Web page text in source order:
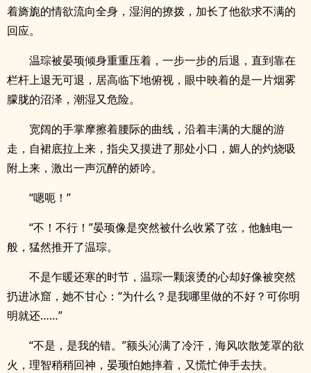
着旖旎的情欲流向全身，湿润的撩拨，加长了他欲求不满的
回应。
温琮被晏顼倾身重重压着，一步一步的后退，直到靠在
栏杆上退无可退，居高临下地俯视，眼中映着的是一片烟雾
朦胧的沼泽，潮湿又危险。
宽阔的手掌摩擦着腰际的曲线，沿着丰满的大腿的游
走，自裙底拉上来，指尖又摸进了那处小口，媚人的灼烧吸
附上来，激出一声沉醉的娇吟。
“嗯呃！”
“不！不行！”晏顼像是突然被什么收紧了弦，他触电一
般，猛然推开了温琮。
不是乍暖还寒的时节，温琮一颗滚烫的心却好像被突然
扔进冰窟，她不甘心：“为什么？是我哪里做的不好？可你明
明就还……”
“不是，是我的错。”额头沁满了冷汗，海风吹散笼罩的欲
火，理智稍稍回神，晏顼怕她摔着，又慌忙伸手去扶。